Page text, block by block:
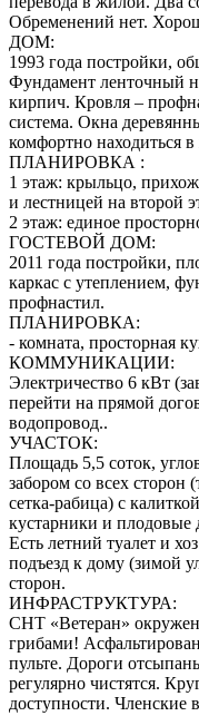
Обременений нет.
ДОМ:
1993 года постройки,
Фундамент ленточный
кирпич. Кровля –
система. Окна
комфортно находиться
ПЛАНИРОВКА :
1 этаж: крыльцо,
и лестницей на второй
2 этаж: единое
ГОСТЕВОЙ ДОМ:
2011 года постройки,
каркас с утеплением,
профнастил.
ПЛАНИРОВКА:
- комната, просторная
КОММУНИКАЦИИ:
Электричество 6 кВт
перейти на прямой
водопровод..
УЧАСТОК:
Площадь 5,5 соток,
забором со всех сторон
сетка-рабица) с
кустарники и плодовые
Есть летний туалет и
подъезд к дому (зимой
сторон.
ИНФРАСТРУКТУРА:
СНТ «Ветеран»
грибами!
пульте. Дороги
регулярно чистятся.
доступности. Членские